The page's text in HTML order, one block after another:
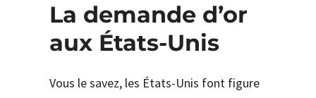
La demande d’or
aux États-Unis
Vous le savez, les États-Unis font figure